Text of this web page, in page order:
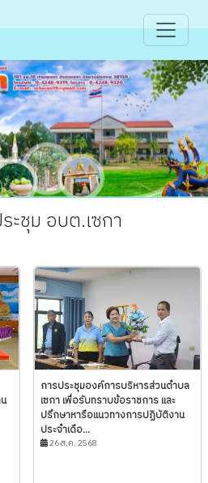
ะชุม อบต.เซกา
การประชุมองค์การบริหารส่วนตำบล
เซกา เพื่อรับทราบข้อราชการ และ
ปรึกษาหารือแนวทางการปฏิบัติงาน
ประจำเดือ...
26 ส.ค. 2568